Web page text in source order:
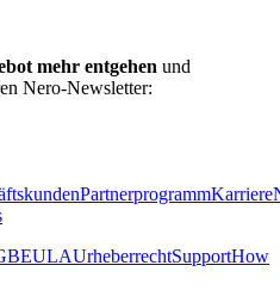
mehr entgehen und
Nero-Newsletter:
PartnerprogrammKarriere
EULAUrheberrechtSupportHow